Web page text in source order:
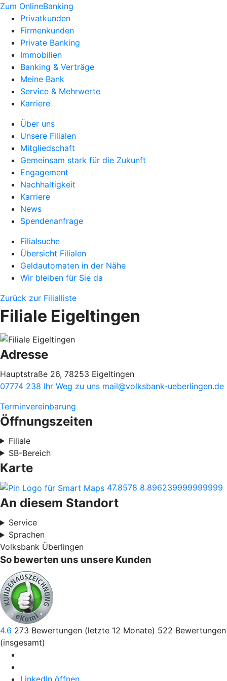
Zum OnlineBanking
Privatkunden
Firmenkunden
Private Banking
Immobilien
Banking & Verträge
Meine Bank
Service & Mehrwerte
Karriere
Über uns
Unsere Filialen
Mitgliedschaft
Gemeinsam stark für die Zukunft
Engagement
Nachhaltigkeit
Karriere
News
Spendenanfrage
Filialsuche
Übersicht Filialen
Geldautomaten in der Nähe
Wir bleiben für Sie da
Zurück zur Filialliste
Filiale Eigeltingen
Adresse
Hauptstraße 26, 78253 Eigeltingen
07774 238 Ihr Weg zu uns mail@volksbank-ueberlingen.de
Terminvereinbarung
Öffnungszeiten
Filiale
SB-Bereich
Karte
47.8578 8.896239999999999
An diesem Standort
Service
Sprachen
Volksbank Überlingen
So bewerten uns unsere Kunden
4.6 273 Bewertungen (letzte 12 Monate) 522 Bewertungen
(insgesamt)